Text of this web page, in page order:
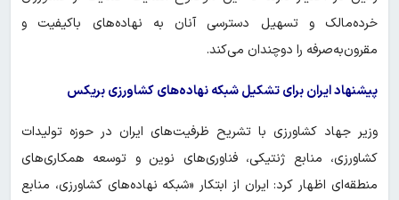
خرده‌مالک و تسهیل دسترسی آنان به نهاده‌های باکیفیت و
مقرون‌به‌صرفه را دوچندان می‌کند.
پیشنهاد ایران برای تشکیل شبکه نهاده‌های کشاورزی بریکس
وزیر جهاد کشاورزی با تشریح ظرفیت‌های ایران در حوزه تولیدات
کشاورزی، منابع ژنتیکی، فناوری‌های نوین و توسعه همکاری‌های
منطقه‌ای اظهار کرد: ایران از ابتکار «شبکه نهاده‌های کشاورزی، منابع